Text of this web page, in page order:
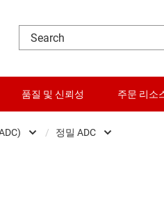
품질 및 신뢰성 주문 리소
/ 정밀 ADC